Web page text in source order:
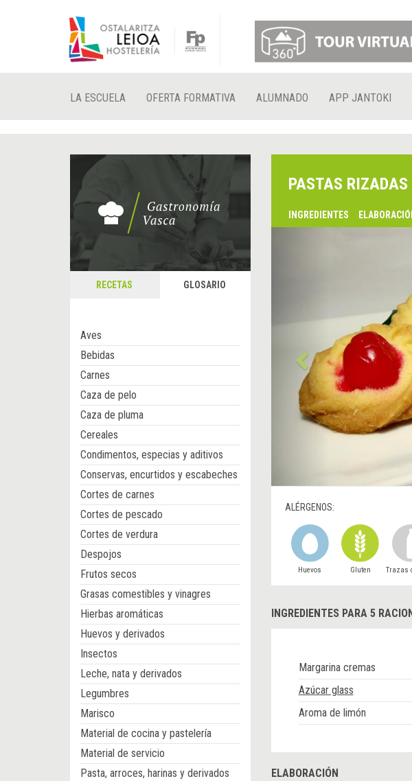
LA ESCUELA OFERTA FORMATIVA ALUMNADO APP JANTOKI
RECETAS GLOSARIO
Aves
Bebidas
Carnes
Caza de pelo
Caza de pluma
Cereales
Condimentos, especias y aditivos
Conservas, encurtidos y escabeches
Cortes de carnes
Cortes de pescado
Cortes de verdura
Despojos
Frutos secos
Grasas comestibles y vinagres
Hierbas aromáticas
Huevos y derivados
Insectos
Leche, nata y derivados
Legumbres
Marisco
Material de cocina y pastelería
Material de servicio
Pasta, arroces, harinas y derivados
PASTAS RIZADAS
INGREDIENTES
ALÉRGENOS:
Huevos Gluten Trazas
INGREDIENTES PARA 5
Margarina cremas
Azúcar glass
Aroma de limón
ELABORACIÓN